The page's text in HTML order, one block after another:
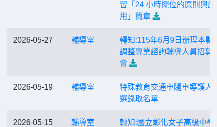
習「24 小時擺位的原則與應
用」簡章
2026-05-27 輔導室
轉知:115年6月9日辦理本縣
調整專業諮詢輔導人員招募
會
2026-05-19 輔導室
特殊教育交通車隨車導護人
選錄取名單
2026-05-15 輔導室
轉知:國立彰化女子高級中學